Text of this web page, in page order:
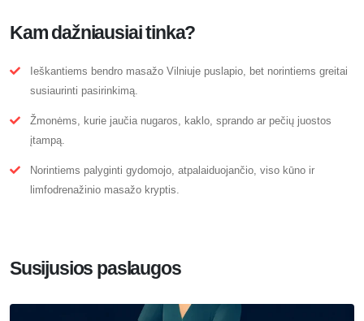
Kam dažniausiai tinka?
Ieškantiems bendro masažo Vilniuje puslapio, bet norintiems greitai
susiaurinti pasirinkimą.
Žmonėms, kurie jaučia nugaros, kaklo, sprando ar pečių juostos
įtampą.
Norintiems palyginti gydomojo, atpalaiduojančio, viso kūno ir
limfodrenažinio masažo kryptis.
Susijusios paslaugos